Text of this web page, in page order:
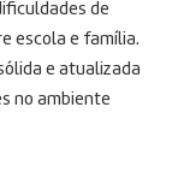
de
escola e família.
e atualizada
no ambiente